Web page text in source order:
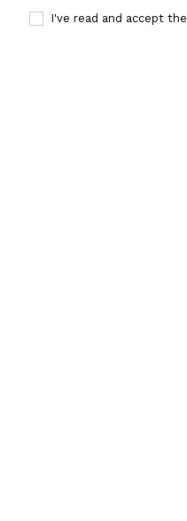
I've read and accept the